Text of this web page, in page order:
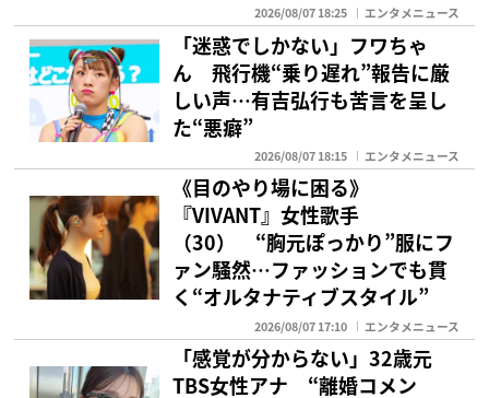
2026/08/07 18:25 エンタメニュース
「迷惑でしかない」フワちゃ
ん 飛行機“乗り遅れ”報告に厳
しい声…有吉弘行も苦言を呈し
た“悪癖”
2026/08/07 18:15 エンタメニュース
《目のやり場に困る》
『VIVANT』女性歌手
（30） “胸元ぽっかり”服にフ
ァン騒然…ファッションでも貫
く“オルタナティブスタイル”
2026/08/07 17:10 エンタメニュース
「感覚が分からない」32歳元
TBS女性アナ “離婚コメン